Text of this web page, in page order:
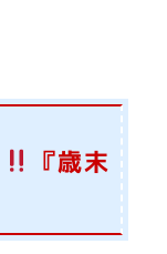
『歳末